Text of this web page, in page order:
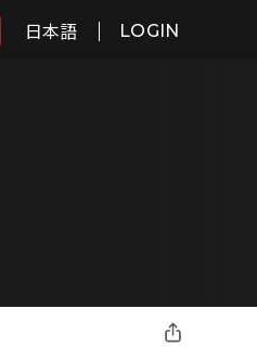
日本語 LOGIN